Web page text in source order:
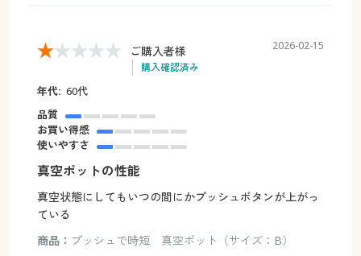
ご購入者様
購入確認済み
2026-02-15
年代: 60代
品質
お買い得感
使いやすさ
真空ポットの性能
真空状態にしてもいつの間にかプッシュボタンが上がっ
ている
商品： プッシュで時短 真空ポット（サイズ：B）